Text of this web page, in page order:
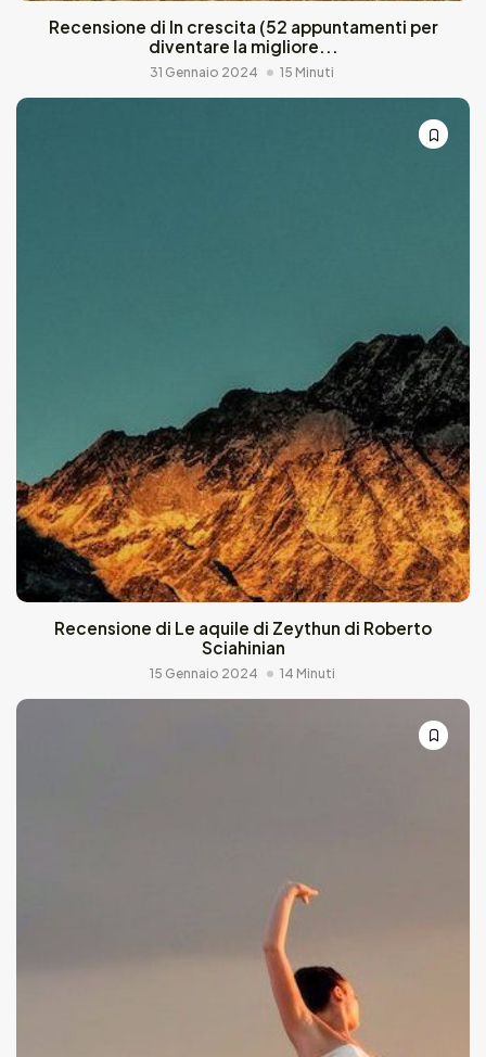
Recensione di In crescita (52 appuntamenti per
diventare la migliore...
31 Gennaio 2024 15 Minuti
Recensione di Le aquile di Zeythun di Roberto
Sciahinian
15 Gennaio 2024 14 Minuti